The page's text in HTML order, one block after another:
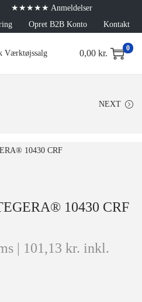
★★★★★ Anmeldelser
Opret B2B Konto Kontakt
0,00 kr. 0
NEXT
10430 CRF
| 101,13 kr. inkl.